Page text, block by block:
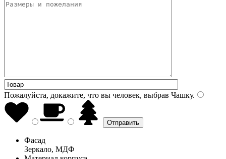
Пожалуйста, докажите, что вы человек, выбрав Чашку.
Фасад
Зеркало, МДФ